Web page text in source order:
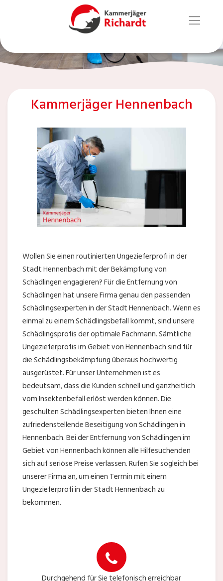
Kammerjäger Hennenbach
Wollen Sie einen routinierten Ungezieferprofi in der
Stadt Hennenbach mit der Bekämpfung von
Schädlingen engagieren? Für die Entfernung von
Schädlingen hat unsere Firma genau den passenden
Schädlingsexperten in der Stadt Hennenbach. Wenn es
einmal zu einem Schädlingsbefall kommt, sind unsere
Schädlingsprofis der optimale Fachmann. Sämtliche
Ungezieferprofis im Gebiet von Hennenbach sind für
die Schädlingsbekämpfung überaus hochwertig
ausgerüstet. Für unser Unternehmen ist es
bedeutsam, dass die Kunden schnell und ganzheitlich
vom Insektenbefall erlöst werden können. Die
geschulten Schädlingsexperten bieten Ihnen eine
zufriedenstellende Beseitigung von Schädlingen in
Hennenbach. Bei der Entfernung von Schädlingen im
Gebiet von Hennenbach können alle Hilfesuchenden
sich auf seriöse Preise verlassen. Rufen Sie sogleich bei
unserer Firma an, um einen Termin mit einem
Ungezieferprofi in der Stadt Hennenbach zu
bekommen.
Durchgehend für Sie telefonisch erreichbar